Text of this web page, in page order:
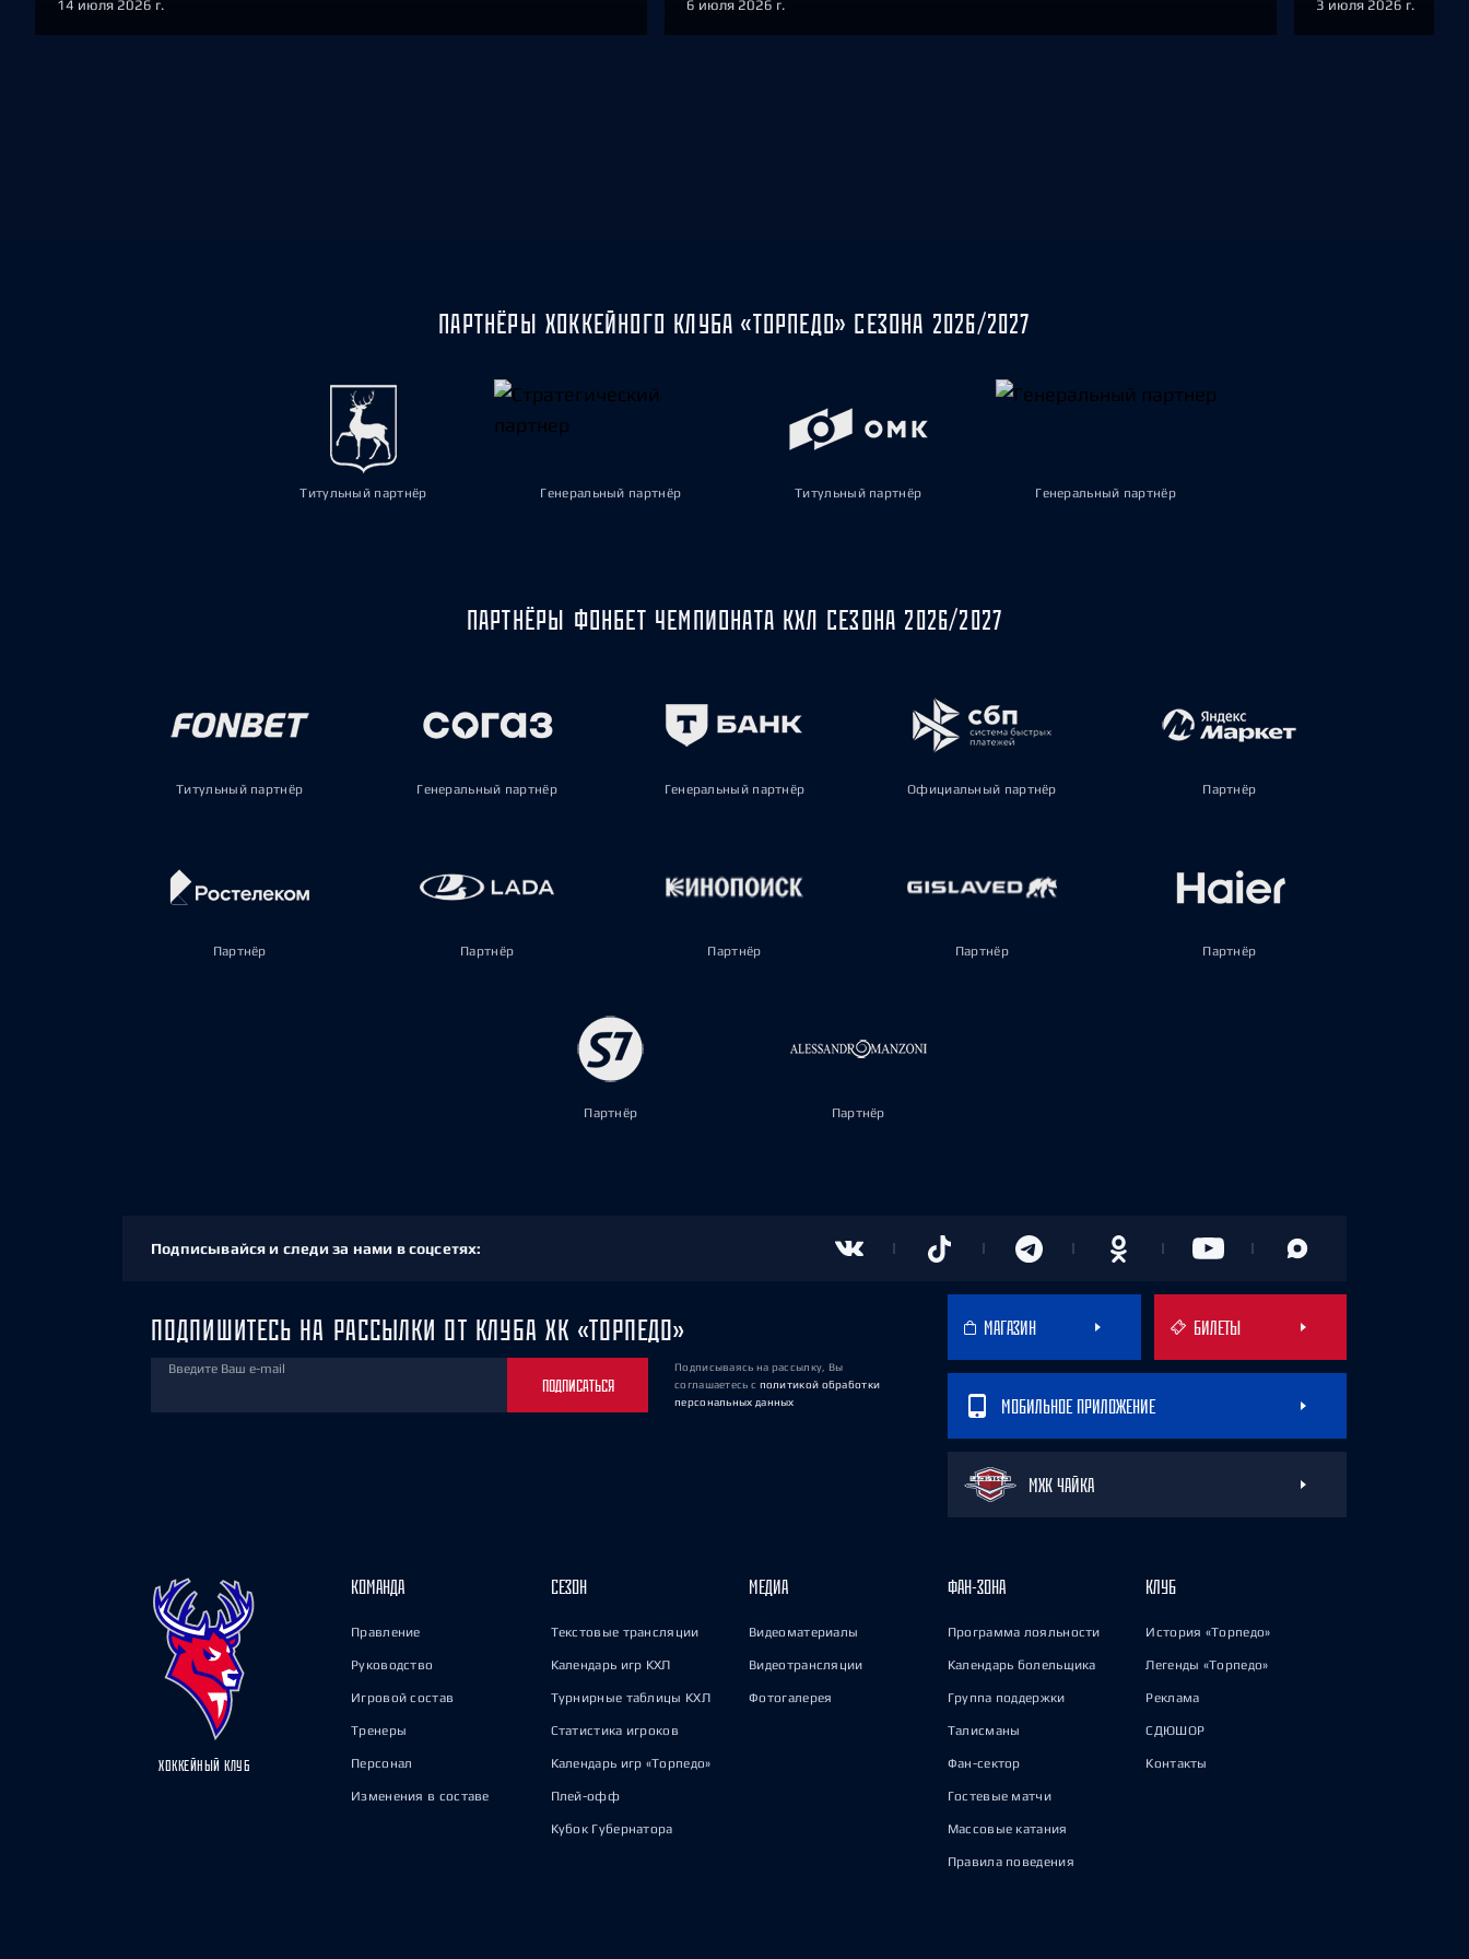
14 июля 2026 г. 6 июля 2026 г. 3 июля 2026 г.
ПАРТНЁРЫ ХОККЕЙНОГО КЛУБА «ТОРПЕДО» СЕЗОНА 2026/2027
Титульный партнёр Генеральный партнёр Титульный партнёр Генеральный партнёр
ПАРТНЁРЫ ФОНБЕТ ЧЕМПИОНАТА КХЛ СЕЗОНА 2026/2027
Титульный партнёр Генеральный партнёр Генеральный партнёр Официальный партнёр Партнёр
Партнёр Партнёр Партнёр Партнёр Партнёр
Партнёр Партнёр
Подписывайся и следи за нами в соцсетях:
ПОДПИШИТЕСЬ НА РАССЫЛКИ ОТ КЛУБА ХК «ТОРПЕДО»
Введите Ваш e-mail
ПОДПИСАТЬСЯ
Подписываясь на рассылку, Вы
соглашаетесь с политикой обработки
персональных данных
МАГАЗИН БИЛЕТЫ
МОБИЛЬНОЕ ПРИЛОЖЕНИЕ
МХК ЧАЙКА
ХОККЕЙНЫЙ КЛУБ
КОМАНДА
Правление
Руководство
Игровой состав
Тренеры
Персонал
Изменения в составе
СЕЗОН
Текстовые трансляции
Календарь игр КХЛ
Турнирные таблицы КХЛ
Статистика игроков
Календарь игр «Торпедо»
Плей-офф
Кубок Губернатора
МЕДИА
Видеоматериалы
Видеотрансляции
Фотогалерея
ФАН-ЗОНА
Программа лояльности
Календарь болельщика
Группа поддержки
Талисманы
Фан-сектор
Гостевые матчи
Массовые катания
Правила поведения
КЛУБ
История «Торпедо»
Легенды «Торпедо»
Реклама
СДЮШОР
Контакты